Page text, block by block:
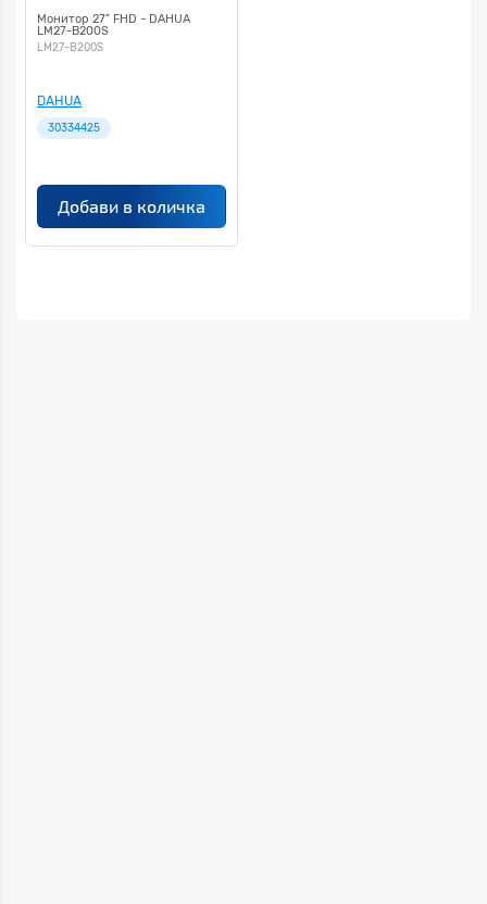
Монитор 27" FHD - DAHUA
LM27-B200S
LM27-B200S
DAHUA
30334425
Добави в количка